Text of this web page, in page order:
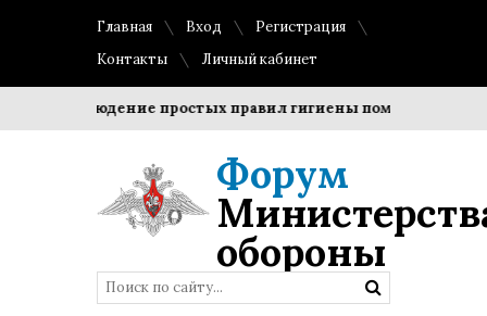
Главная Вход
Регистрация
Контакты
Личный кабинет
Соблюдение простых правил гигиены помогает
Форум
обороны